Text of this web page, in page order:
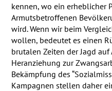
kennen, wo ein erheblicher
Armutsbetroffenen
wird. Wenn wir beim
wollen, bedeutet es einen
brutalen Zeiten der Jagd auf
Heranziehung zur
Bekämpfung des
Kampagnen stellen daher